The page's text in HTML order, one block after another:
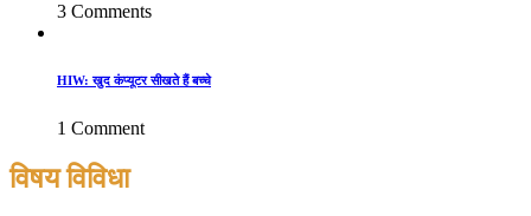
3 Comments
HIW: खुद कंप्यूटर सीखते हैं बच्चे
1 Comment
विषय विविधा